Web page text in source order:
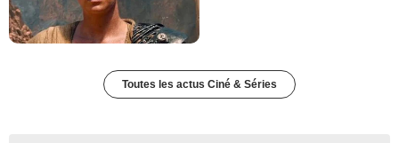
Toutes les actus Ciné & Séries